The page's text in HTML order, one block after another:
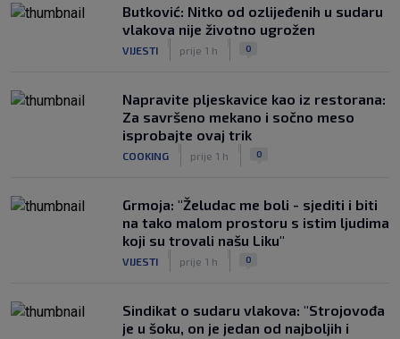
Butković: Nitko od ozlijeđenih u sudaru
vlakova nije životno ugrožen
VIJESTI prije 1 h 0
Napravite pljeskavice kao iz restorana:
Za savršeno mekano i sočno meso
isprobajte ovaj trik
COOKING prije 1 h 0
Grmoja: "Želudac me boli - sjediti i biti
na tako malom prostoru s istim ljudima
koji su trovali našu Liku"
VIJESTI prije 1 h 0
Sindikat o sudaru vlakova: "Strojovođa
je u šoku, on je jedan od najboljih i